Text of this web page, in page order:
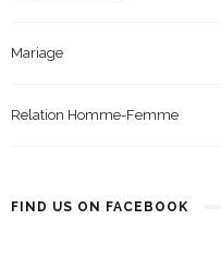
Mariage
Relation Homme-Femme
FIND US ON FACEBOOK